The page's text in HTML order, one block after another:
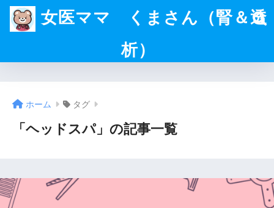
女医ママ くまさん（腎＆透
析）
ホーム タグ
「ヘッドスパ」の記事一覧